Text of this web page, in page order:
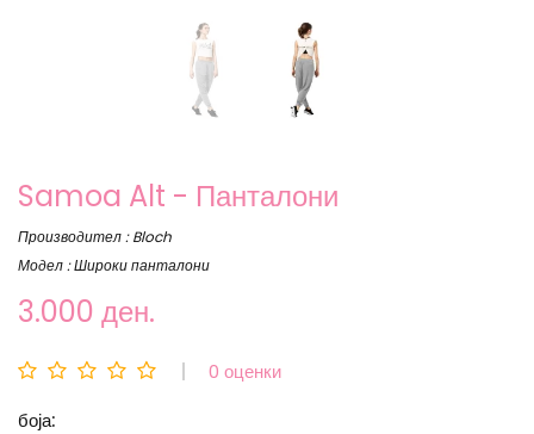
Samoa Alt - Панталони
Производител : Bloch
Модел : Широки панталони
3.000 ден.
0 оценки
боја: